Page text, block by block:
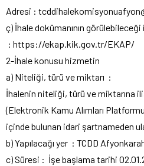
Adresi :
ç) İhale dokümanının
: https://ekap.kik.gov.tr/EKAP/
2-İhale konusu hizmetin
a) Niteliği, türü ve miktarı :
İhalenin niteliği, türü ve miktarına
(Elektronik Kamu Alımları
içinde bulunan idari şartnameden
b) Yapılacağı yer : TCDD
c) Süresi : İşe başlama tarihi